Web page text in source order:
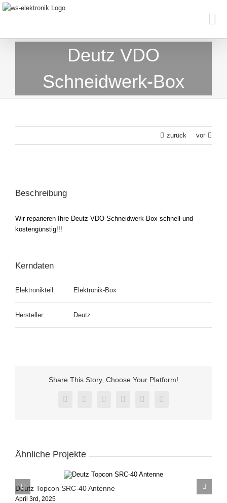
Skip
Deutz VDO
Schneidwerk-Box
zurück vor
Larger
Beschreibung
Wir reparieren Ihre Deutz VDO Schneidwerk-Box schnell und
kostengünstig!!!
Kerndaten
Elektronikteil: Elektronik-Box
Hersteller: Deutz
Share This Story, Choose Your Platform!
Facebook
X RedditLinkedInPinterestVk
Ähnliche Projekte
Deutz Topcon SRC-40 Antenne
April 3rd, 2025